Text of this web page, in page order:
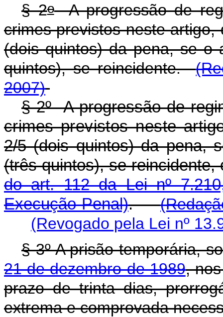
§ 2oA progressão de
crimes previstos neste
(dois quintos) da pena, se o
quintos), se reincidente.
2007)
§ 2º A progressão de
crimes previstos neste
2/5 (dois quintos) da pena,
(três quintos), se
do art. 112 da Lei nº
Execução Penal).
(Revogado pela Lei nº
§ 3º A prisão temporária,
21 de dezembro de 1989,
prazo de trinta dias,
extrema e comprovada